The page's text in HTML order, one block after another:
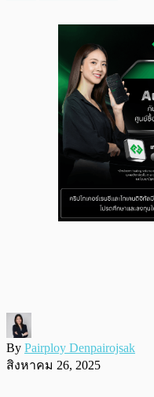
By Pairploy Denpairojsak
สิงหาคม 26, 2025